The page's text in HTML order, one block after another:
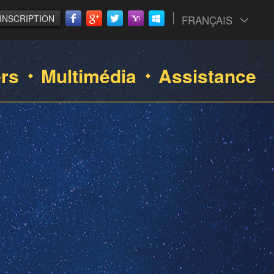
FRANÇAIS
INSCRIPTION
Multimédia Assistance